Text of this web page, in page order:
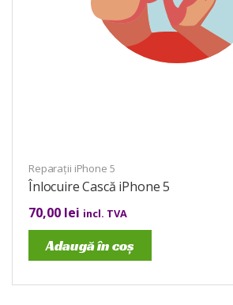
Reparații iPhone 5
Înlocuire Cască iPhone 5
70,00 lei incl. TVA
Adaugă în coș